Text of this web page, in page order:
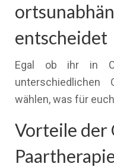
entscheidet
Egal ob ihr in
wählen, was für
Vorteile der